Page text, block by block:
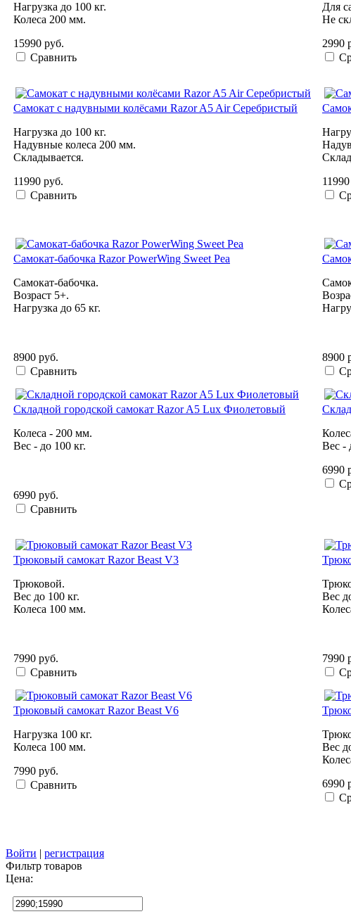
Нагрузка до 100 кг.
Колеса 200 мм.
15990 руб.
Сравнить
Для
Не
2990
Самокат с надувными колёсами Razor A5 Air Серебристый
Нагрузка до 100 кг.
Надувные колеса 200 мм.
Складывается.
11990 руб.
Сравнить
Самокат-бабочка Razor PowerWing Sweet Pea
Самокат-бабочка.
Возраст 5+.
Нагрузка до 65 кг.
8900 руб.
Сравнить
8900
Складной городской самокат Razor A5 Lux Фиолетовый
Колеса - 200 мм.
Вес - до 100 кг.
6990 руб.
Сравнить
Вес -
6990
Трюковый самокат Razor Beast V3
Трюковой.
Вес до 100 кг.
Колеса 100 мм.
7990 руб.
Сравнить
Вес
7990
Трюковый самокат Razor Beast V6
Нагрузка 100 кг.
Колеса 100 мм.
7990 руб.
Сравнить
Вес
6990
Войти | регистрация
Фильтр товаров
Цена: